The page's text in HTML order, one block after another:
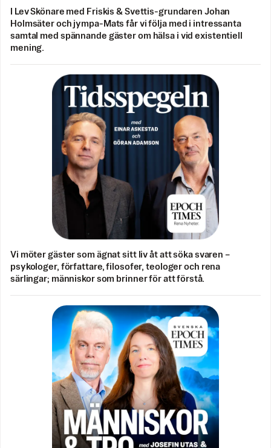
I Lev Skönare med Friskis & Svettis-grundaren Johan
Holmsäter och jympa-Mats får vi följa med i intressanta
samtal med spännande gäster om hälsa i vid existentiell
mening.
Vi möter gäster som ägnat sitt liv åt att söka svaren –
psykologer, författare, filosofer, teologer och rena
särlingar; människor som brinner för att förstå.